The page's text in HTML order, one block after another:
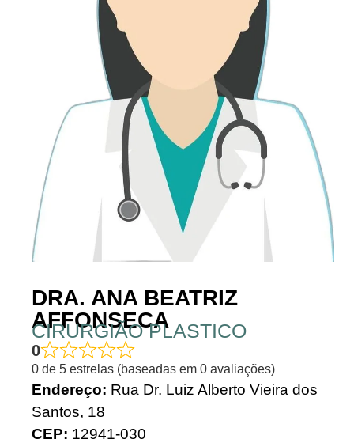
DRA. ANA BEATRIZ
AFFONSECA
CIRURGIÃO PLASTICO
0
0 de 5 estrelas (baseadas em 0 avaliações)
Endereço: Rua Dr. Luiz Alberto Vieira dos
Santos, 18
CEP: 12941-030